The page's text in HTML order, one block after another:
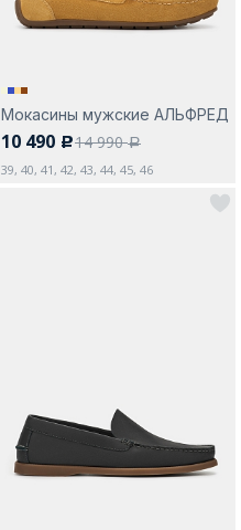
Мокасины мужские АЛЬФРЕД
10 490 c14 990a
39, 40, 41, 42, 43, 44, 45, 46